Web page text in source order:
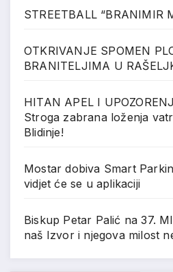
STREETBALL “BRANIMIR
OTKRIVANJE SPOMEN
BRANITELJIMA U
HITAN APEL I
Stroga zabrana loženja
Blidinje!
Mostar dobiva Smart
vidjet će se u aplikaciji
Biskup Petar Palić na 37.
naš Izvor i njegova milost